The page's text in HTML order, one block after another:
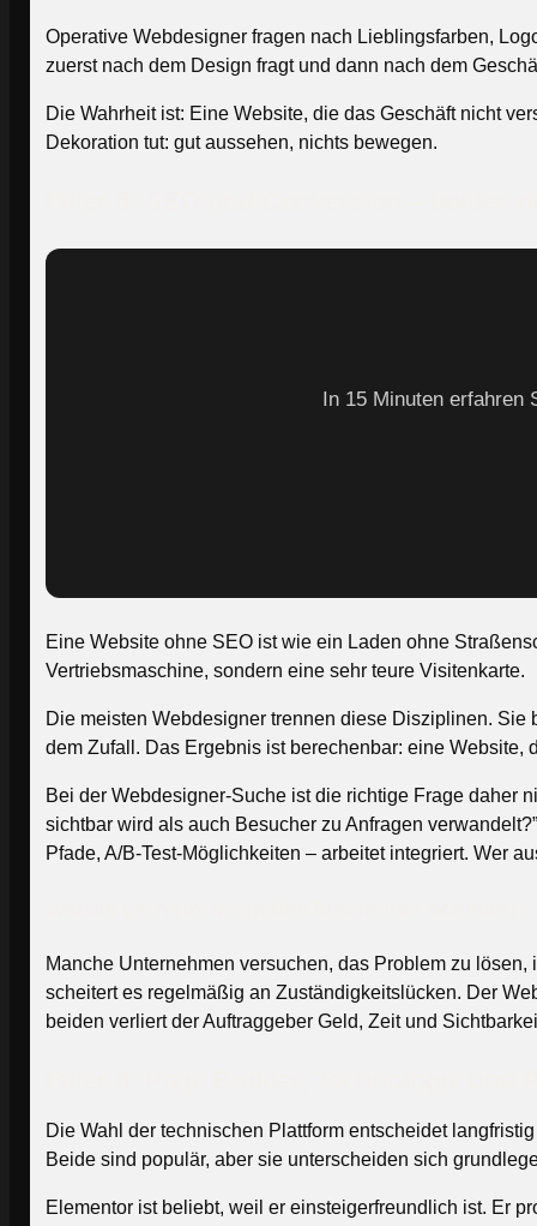
Operative Webdesigner fragen nach Lieblingsfarben,
zuerst nach dem Design fragt und dann nach dem
Die Wahrheit ist: Eine Website, die das Geschäft nicht
Dekoration tut: gut aussehen, nichts bewegen.
In 15 Minuten erfahren
Eine Website ohne SEO ist wie ein Laden ohne
Vertriebsmaschine, sondern eine sehr teure Visitenkarte.
Die meisten Webdesigner trennen diese Disziplinen.
dem Zufall. Das Ergebnis ist berechenbar: eine
Bei der Webdesigner-Suche ist die richtige Frage daher
sichtbar wird als auch Besucher zu Anfragen
Pfade, A/B-Test-Möglichkeiten – arbeitet integriert. Wer
Manche Unternehmen versuchen, das Problem zu
scheitert es regelmäßig an Zuständigkeitslücken. Der
beiden verliert der Auftraggeber Geld, Zeit und
Die Wahl der technischen Plattform entscheidet
Beide sind populär, aber sie unterscheiden sich
Elementor ist beliebt, weil er einsteigerfreundlich ist. Er